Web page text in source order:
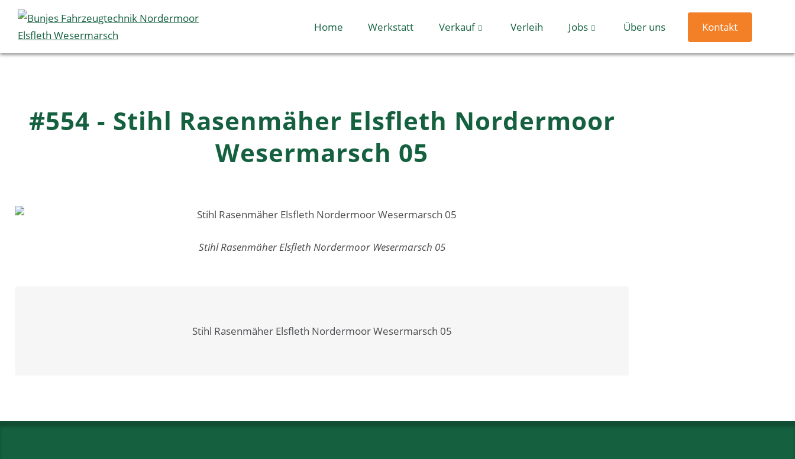
Home Werkstatt Verkauf Verleih Jobs Über uns Kontakt
#554 - Stihl Rasenmäher Elsfleth Nordermoor
Wesermarsch 05
Stihl Rasenmäher Elsfleth Nordermoor Wesermarsch 05
Stihl Rasenmäher Elsfleth Nordermoor Wesermarsch 05